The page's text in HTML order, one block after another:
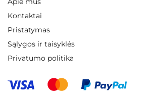
Kontaktai
Pristatymas
Sąlygos ir taisyklės
Privatumo politika